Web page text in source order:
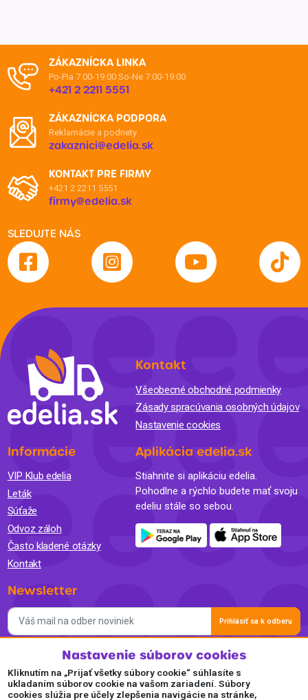
ZÁKAZNÍCKA LINKA
Po-Pia 7:00-19:00 So-Ne 7:00-19:00
+421 2 2211 5551
ZÁKAZNÍCKA PODPORA
Reklamácie a podnety
zakaznici@edelia.sk
KONTAKT PRE FIRMY
+421 2 2211 5551
firmy@edelia.sk
SLEDUJTE NÁS
Kontakt
Všeobecné obchodné podmienky
Zásady spracúvania osobných údajov
Nastavenie cookies
Informácie
VIP Klub edelia
Leták
Súťaže
Odvoz záloh
Často kladené otázky
Kontakt
Aplikácia edelia.sk
Stiahnite si aplikáciu edelia.
Pohodlne a rýchlo budete mať svoju
edeliu stále so sebou.
Newsletter
Prihlásiť sa k odberu
Súhlasím so spracovaním osobných údajov a so zasielaním
newslettra na marketingové účely a oboznámil som sa so
Zásadami ochrany osobných údajov.
Nastavenie súborov cookies
Kliknutím na „Prijať všetky súbory cookie“ súhlasíte s
ukladaním súborov cookie na vašom zariadení. Súbory
cookies slúžia pre účely zlepšenia navigácie na stránke,